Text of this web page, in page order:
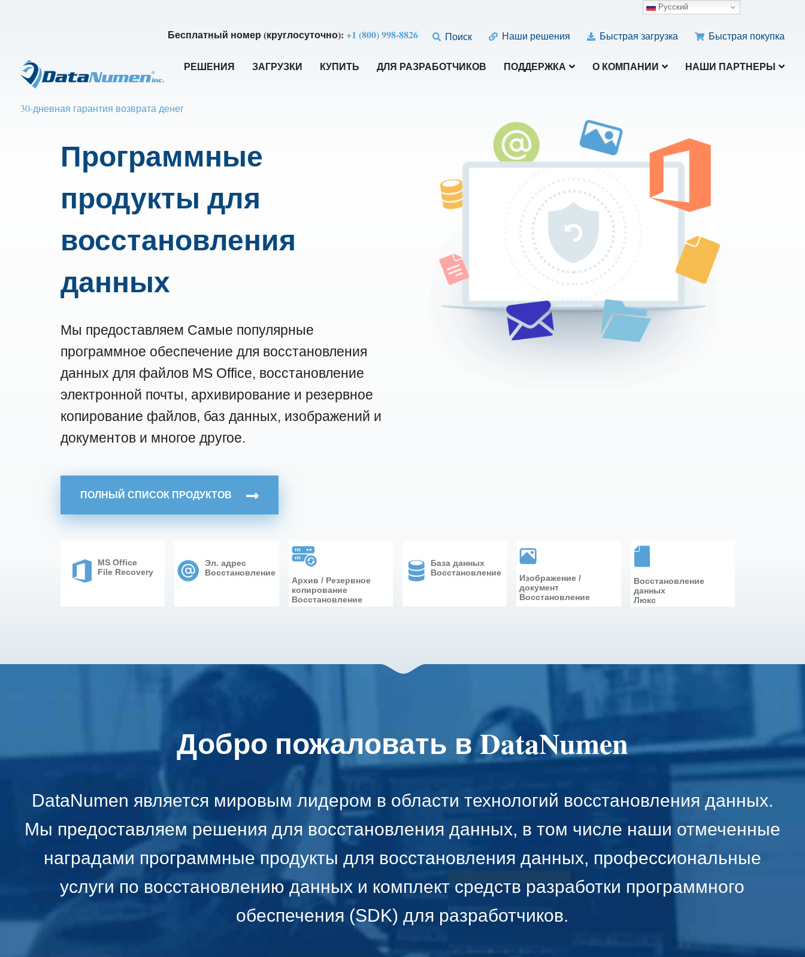
Бесплатный номер (круглосуточно):+1 (800) 998-8826 Поиск Наши решения Быстрая загрузка Быстрая покупка
30-дневная гарантия возврата денег
РЕШЕНИЯ ЗАГРУЗКИ КУПИТЬ ДЛЯ РАЗРАБОТЧИКОВ ПОДДЕРЖКА О КОМПАНИИ НАШИ ПАРТНЕРЫ
Программные
продукты для
восстановления
данных
Мы предоставляем Самые популярные
программное обеспечение для восстановления
данных для файлов MS Office, восстановление
электронной почты, архивирование и резервное
копирование файлов, баз данных, изображений и
документов и многое другое.
ПОЛНЫЙ СПИСОК ПРОДУКТОВ
MS Office
File Recovery
Эл. адрес
Восстановление
Архив / Резервное
копирование
Восстановление
База данных
Восстановление
Изображение /
документ
Восстановление
Восстановление
данных
Люкс
Добро пожаловать в DataNumen
DataNumen является мировым лидером в области технологий восстановления данных.
Мы предоставляем решения для восстановления данных, в том числе наши отмеченные
наградами программные продукты для восстановления данных, профессиональные
услуги по восстановлению данных и комплект средств разработки программного
обеспечения (SDK) для разработчиков.
Русский